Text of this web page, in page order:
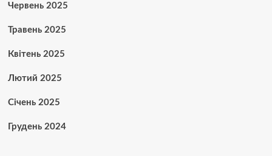
Червень 2025
Травень 2025
Квітень 2025
Лютий 2025
Січень 2025
Грудень 2024